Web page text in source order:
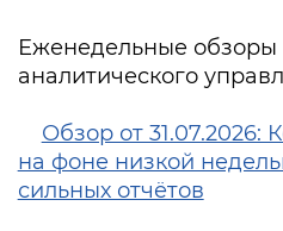
Еженедельные обзоры
аналитического
Обзор от 31.07.2026:
на фоне низкой
сильных отчётов